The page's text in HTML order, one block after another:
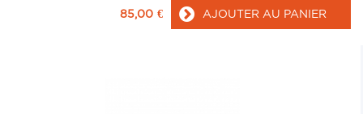
85,00 € AJOUTER AU PANIER